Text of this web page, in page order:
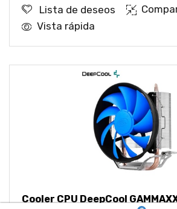
Lista de deseos
Vista rápida
Cooler CPU DeepCool